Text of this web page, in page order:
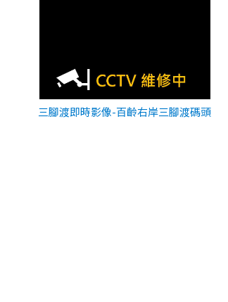
三腳渡即時影像-百齡右岸三腳渡碼頭